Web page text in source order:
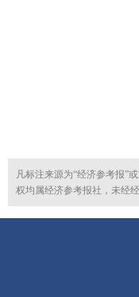
凡标注来源为“经济参考报”
权均属经济参考报社，未经